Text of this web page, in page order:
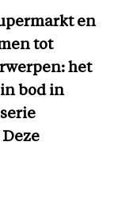
en
tot
het
bod in